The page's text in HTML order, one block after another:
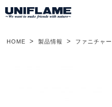
HOME 製品情報 ファニチャー